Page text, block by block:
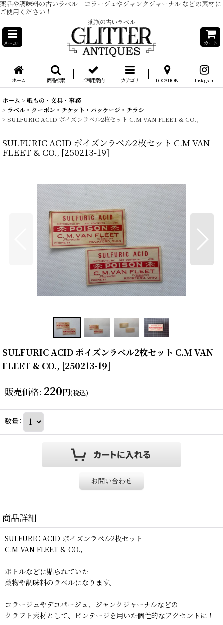
薬品や調味料の古いラベル コラージュやジャンクジャーナル などの素材に
ご使用ください！
薬瓶の古いラベル
メニュー カート
ホーム 商品検索 ご利用案内 カテゴリ LOCATION Instagram
ホーム > 紙もの・文具・事務
> ラベル・クーポン・チケット・パッケージ・チラシ
> SULFURIC ACID ポイズンラベル2枚セット C.M VAN FLEET & CO.,
SULFURIC ACID ポイズンラベル2枚セット C.M VAN
FLEET & CO., [250213-19]
SULFURIC ACID ポイズンラベル2枚セット C.M VAN
FLEET & CO., [250213-19]
販売価格: 220円(税込)
数量:
お問い合わせ
商品詳細
SULFURIC ACID ポイズンラベル2枚セット
C.M VAN FLEET & CO.,
ボトルなどに貼られていた
薬物や調味料のラベルになります。
コラージュやデコパージュ、ジャンクジャーナルなどの
クラフト素材として、ビンテージを用いた個性的なアクセントに！